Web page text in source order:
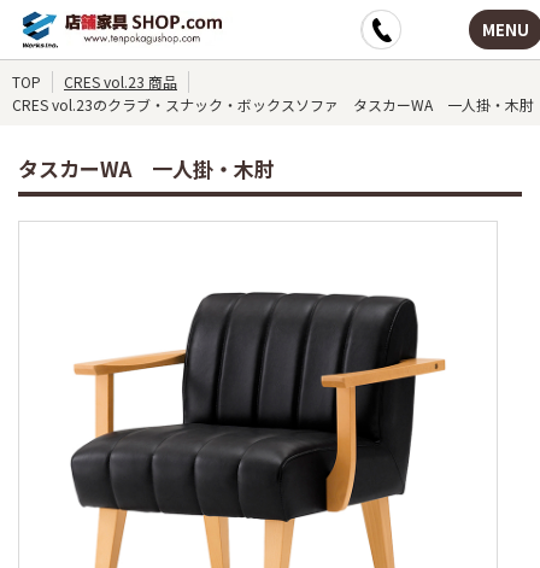
MENU
TOP
CRES vol.23 商品
CRES vol.23のクラブ・スナック・ボックスソファ タスカーWA 一人掛・木肘
タスカーWA 一人掛・木肘